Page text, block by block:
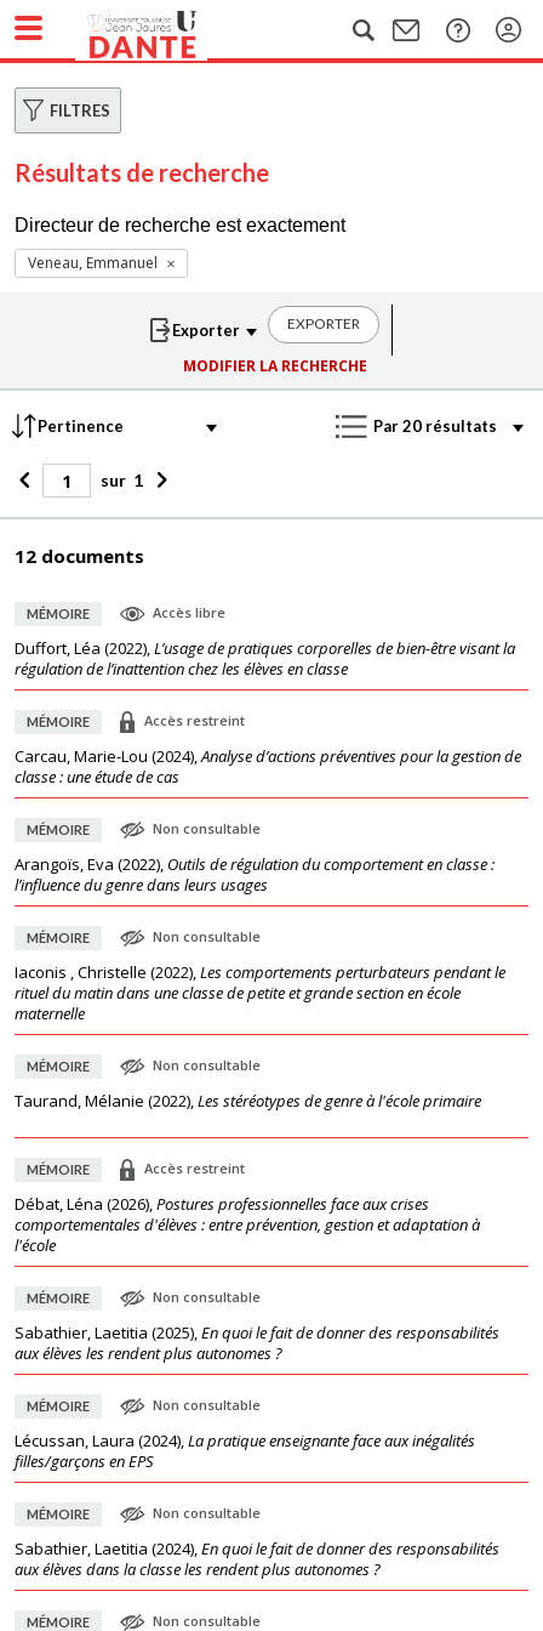
FILTRES
Résultats de recherche
Directeur de recherche est exactement
Veneau, Emmanuel
EXPORTER
MODIFIER LA RECHERCHE
sur 1
12 documents
MÉMOIRE Accès libre
Duffort, Léa (2022),L’usage de pratiques corporelles de bien-être visant la
régulation de l’inattention chez les élèves en classe
MÉMOIRE Accès restreint
Carcau, Marie-Lou (2024),Analyse d’actions préventives pour la gestion de
classe : une étude de cas
MÉMOIRE Non consultable
Arangoïs, Eva (2022), Outils de régulation du comportement en classe :
l’influence du genre dans leurs usages
MÉMOIRE Non consultable
Iaconis , Christelle (2022),Les comportements perturbateurs pendant le
rituel du matin dans une classe de petite et grande section en école
maternelle
MÉMOIRE Non consultable
Taurand, Mélanie (2022),Les stéréotypes de genre à l'école primaire
MÉMOIRE Accès restreint
Débat, Léna (2026),Postures professionnelles face aux crises
comportementales d'élèves : entre prévention, gestion et adaptation à
l'école
MÉMOIRE Non consultable
Sabathier, Laetitia (2025),En quoi le fait de donner des responsabilités
aux élèves les rendent plus autonomes ?
MÉMOIRE Non consultable
Lécussan, Laura (2024),La pratique enseignante face aux inégalités
filles/garçons en EPS
MÉMOIRE Non consultable
Sabathier, Laetitia (2024),En quoi le fait de donner des responsabilités
aux élèves dans la classe les rendent plus autonomes ?
MÉMOIRE Non consultable